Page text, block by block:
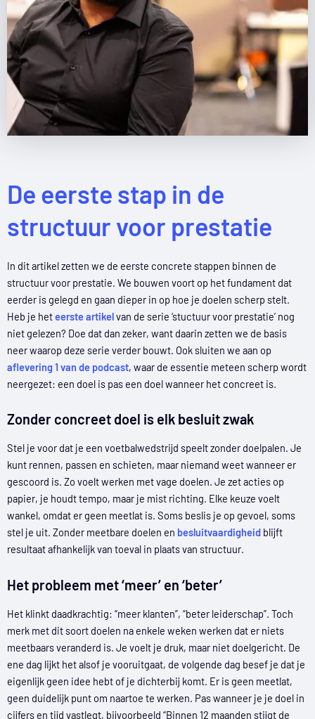
De eerste stap in de
structuur voor prestatie
In dit artikel zetten we de eerste concrete stappen binnen de
structuur voor prestatie. We bouwen voort op het fundament dat
eerder is gelegd en gaan dieper in op hoe je doelen scherp stelt.
Heb je heteerste artikelvan de serie ‘stuctuur voor prestatie’ nog
niet gelezen? Doe dat dan zeker, want daarin zetten we de basis
neer waarop deze serie verder bouwt. Ook sluiten we aan op
aflevering 1 van de podcast, waar de essentie meteen scherp wordt
neergezet: een doel is pas een doel wanneer het concreet is.
Zonder concreet doel is elk besluit zwak
Stel je voor dat je een voetbalwedstrijd speelt zonder doelpalen. Je
kunt rennen, passen en schieten, maar niemand weet wanneer er
gescoord is. Zo voelt werken met vage doelen. Je zet acties op
papier, je houdt tempo, maar je mist richting. Elke keuze voelt
wankel, omdat er geen meetlat is. Soms beslis je op gevoel, soms
stel je uit. Zonder meetbare doelen en besluitvaardigheid blijft
resultaat afhankelijk van toeval in plaats van structuur.
Het probleem met ‘meer’ en ‘beter’
Het klinkt daadkrachtig: “meer klanten”, “beter leiderschap”. Toch
merk met dit soort doelen na enkele weken werken dat er niets
meetbaars veranderd is. Je voelt je druk, maar niet doelgericht. De
ene dag lijkt het alsof je vooruitgaat, de volgende dag besef je dat je
eigenlijk geen idee hebt of je dichterbij komt. Er is geen meetlat,
geen duidelijk punt om naartoe te werken. Pas wanneer je je doel in
cijfers en tijd vastlegt, bijvoorbeeld “Binnen 12 maanden stijgt de